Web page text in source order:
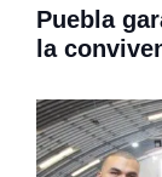
Puebla
la